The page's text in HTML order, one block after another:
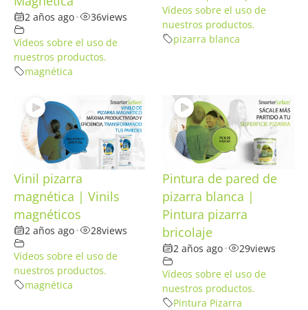
2 años ago• 36views
Vídeos sobre el uso de
nuestros productos.
magnética
Vídeos sobre el uso de
nuestros productos.
pizarra blanca
Vinil pizarra
magnética | Vinils
magnéticos
2 años ago• 28views
Vídeos sobre el uso de
nuestros productos.
magnética
Pintura de pared de
pizarra blanca |
Pintura pizarra
bricolaje
2 años ago• 29views
Vídeos sobre el uso de
nuestros productos.
Pintura Pizarra